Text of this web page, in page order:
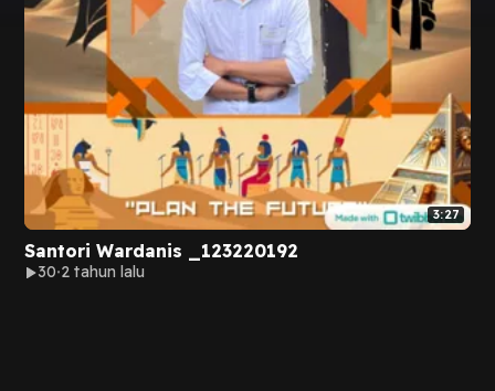
3:27
Santori Wardanis _123220192
30 2 tahun lalu